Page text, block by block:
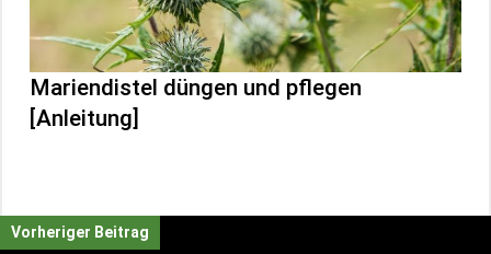
Mariendistel düngen und pflegen
[Anleitung]
Vorheriger Beitrag